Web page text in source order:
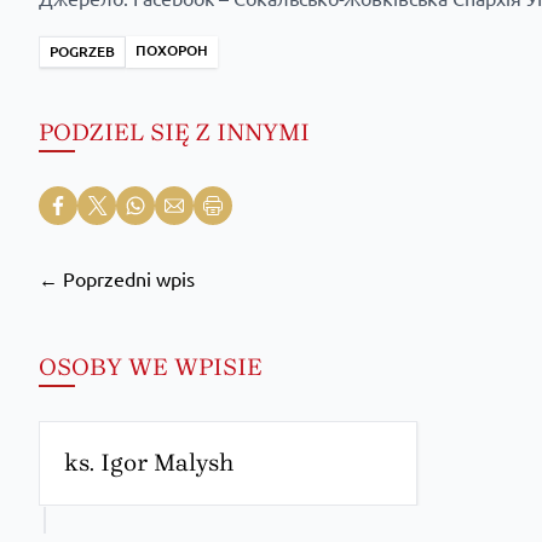
POGRZEB ПОХОРОН
PODZIEL SIĘ Z INNYMI
← Poprzedni wpis
OSOBY WE WPISIE
ks. Igor Malysh